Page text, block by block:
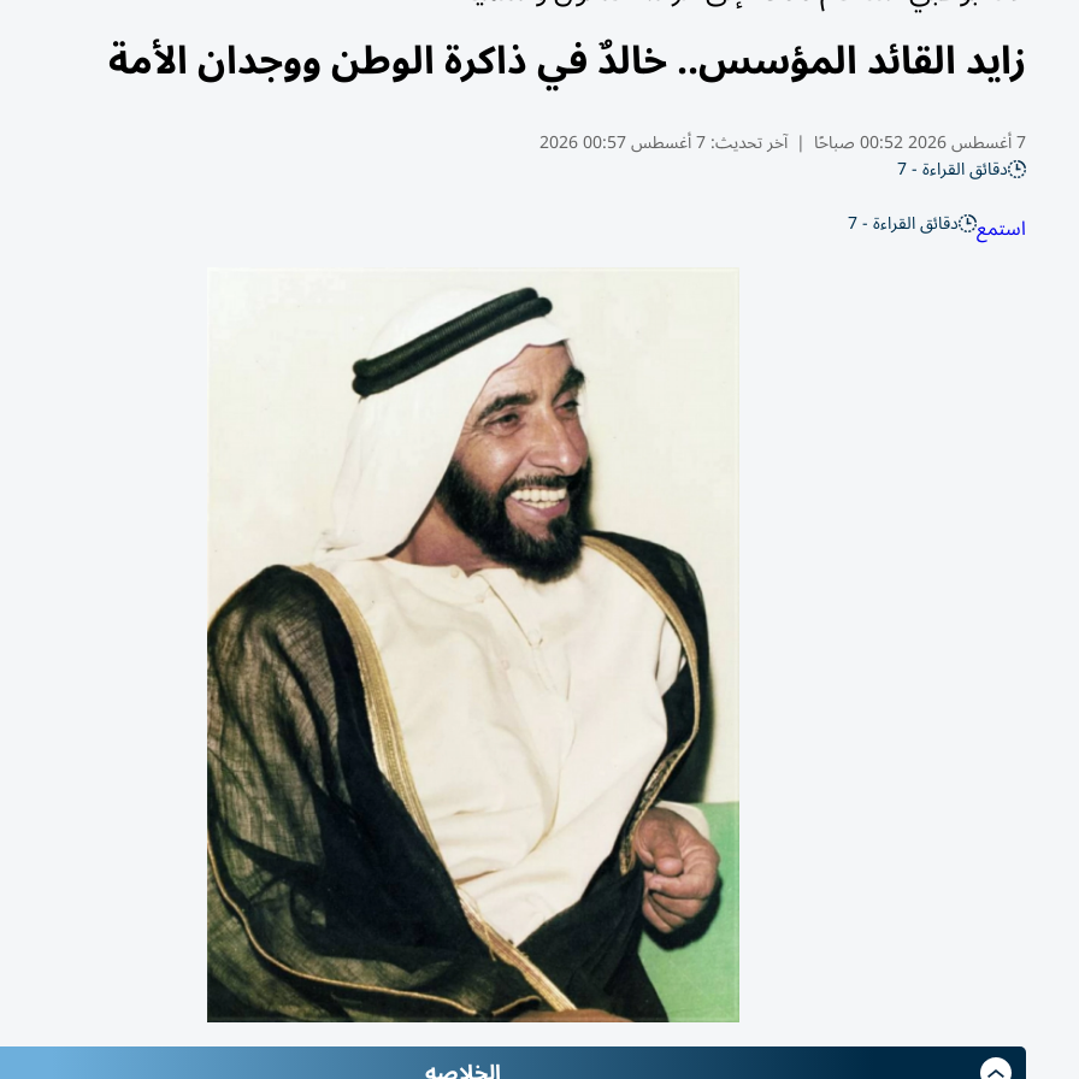
زايد القائد المؤسس.. خالدٌ في ذاكرة الوطن ووجدان الأمة
7 أغسطس 2026 00:52 صباحًا | آخر تحديث:7 أغسطس 00:57 2026
دقائق القراءة - 7
استمع دقائق القراءة - 7